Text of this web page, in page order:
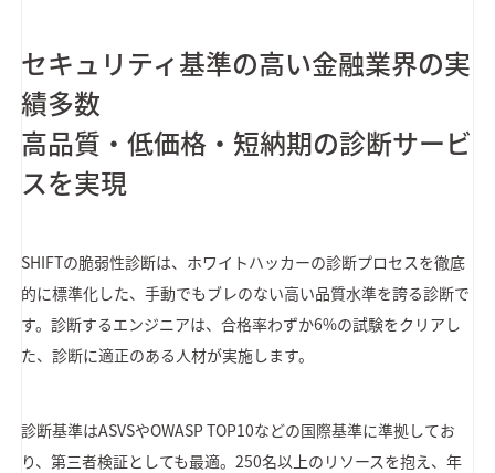
セキュリティ基準の高い金融業界の実
績多数
高品質・低価格・短納期の診断サービ
スを実現
SHIFTの脆弱性診断は、ホワイトハッカーの診断プロセスを徹底
的に標準化した、手動でもブレのない高い品質水準を誇る診断で
す。診断するエンジニアは、合格率わずか6%の試験をクリアし
た、診断に適正のある人材が実施します。
診断基準はASVSやOWASP TOP10などの国際基準に準拠してお
り、第三者検証としても最適。250名以上のリソースを抱え、年